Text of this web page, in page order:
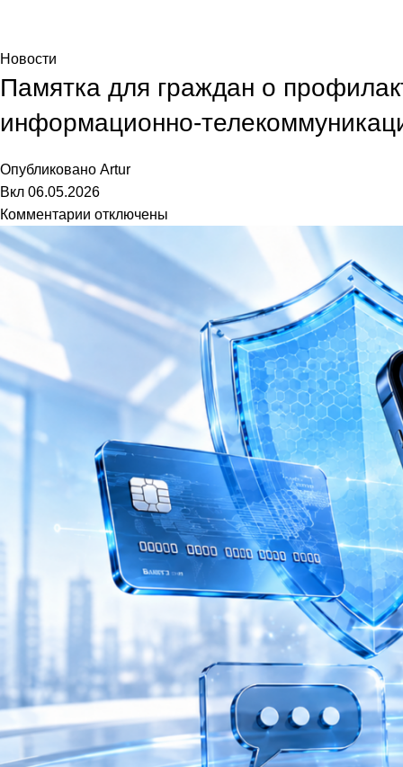
Новости
Памятка для граждан о
информационно-
Опубликовано Artur
Вкл 06.05.2026
Комментарии отключены